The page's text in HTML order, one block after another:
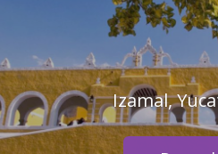
Izamal,